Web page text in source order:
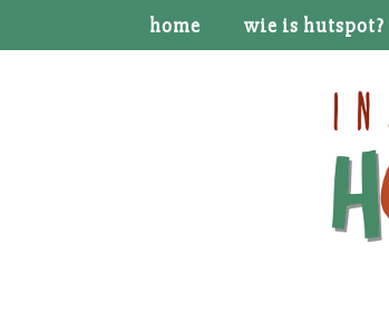
home wie is hutspot?